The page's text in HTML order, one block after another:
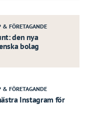
& FÖRETAGANDE
den nya
bolag
& FÖRETAGANDE
Instagram för